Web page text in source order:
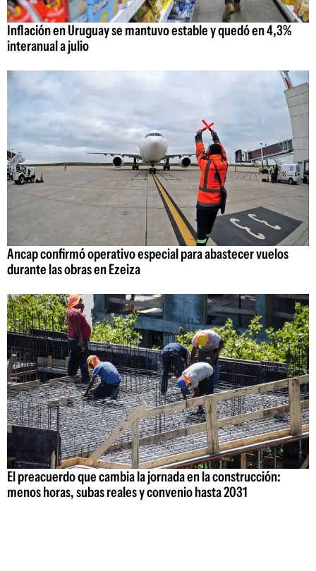
Inflación en Uruguay se mantuvo estable y quedó en 4,3%
interanual a julio
Ancap confirmó operativo especial para abastecer vuelos
durante las obras en Ezeiza
El preacuerdo que cambia la jornada en la construcción:
menos horas, subas reales y convenio hasta 2031